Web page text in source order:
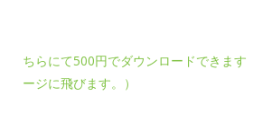
ちらにて500円でダウンロードできます
ージに飛びます。）